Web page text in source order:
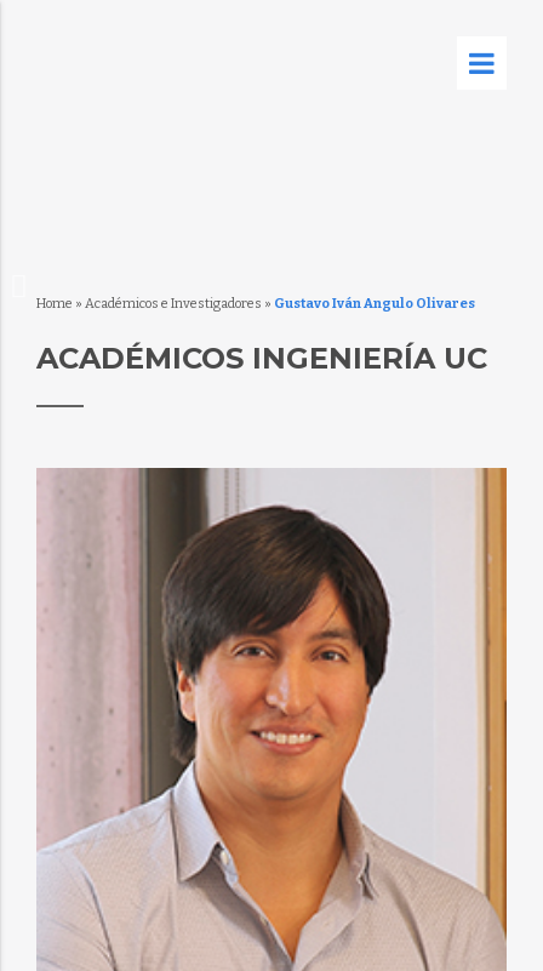
Home » Académicos e Investigadores » Gustavo Iván Angulo Olivares
ACADÉMICOS INGENIERÍA UC